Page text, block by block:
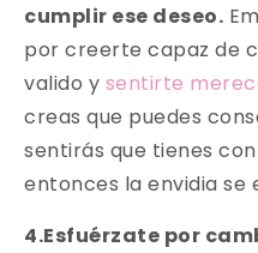
cumplir ese deseo.
por creerte capaz de
valido y sentirte
creas que puedes
sentirás que tienes
entonces la envidia se
4.Esfuérzate por